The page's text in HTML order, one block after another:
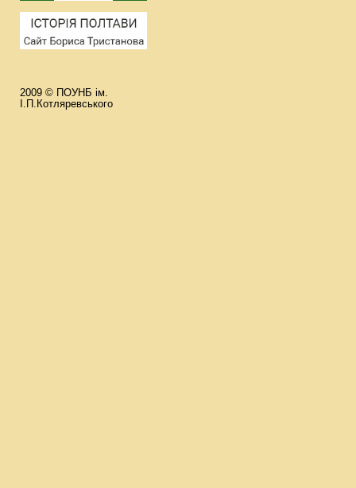
2009 © ПОУНБ ім.
І.П.Котляревського